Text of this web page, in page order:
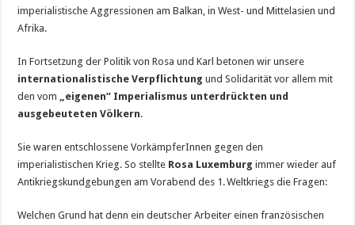
imperialistische Aggressionen am Balkan, in West- und Mittelasien und
Afrika.
In Fortsetzung der Politik von Rosa und Karl betonen wir unsere
internationalistische Verpflichtungund Solidarität vor allem mit
den vom „eigenen“ Imperialismus unterdrückten und
ausgebeuteten Völkern.
Sie waren entschlossene VorkämpferInnen gegen den
imperialistischen Krieg. So stellte Rosa Luxemburg immer wieder auf
Antikriegskundgebungen am Vorabend des 1. Weltkriegs die Fragen:
Welchen Grund hat denn ein deutscher Arbeiter einen französischen